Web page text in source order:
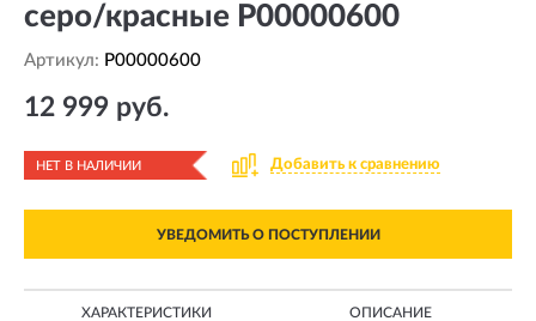
серо/красные P00000600
Артикул: P00000600
12 999 руб.
НЕТ В НАЛИЧИИ Добавить к сравнению
УВЕДОМИТЬ О ПОСТУПЛЕНИИ
ХАРАКТЕРИСТИКИ ОПИСАНИЕ